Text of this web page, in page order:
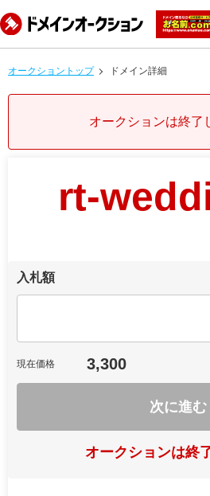
オークショントップ ドメイン詳細
オークションは終了
rt-
入札額
現在価格 3,300
次に進む
オークションは終